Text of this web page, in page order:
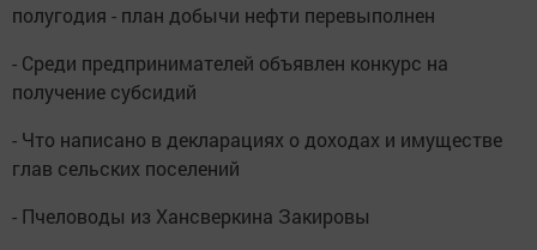
полугодия - план добычи нефти перевыполнен
- Среди предпринимателей объявлен конкурс на
получение субсидий
- Что написано в декларациях о доходах и имуществе
глав сельских поселений
- Пчеловоды из Хансверкина Закировы